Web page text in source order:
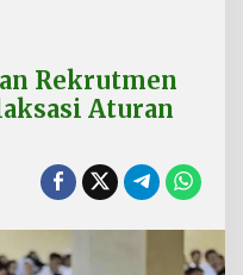
Rekrutmen
Aturan